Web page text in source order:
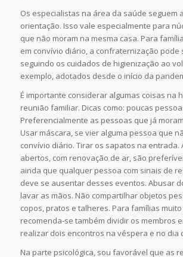
Os especialistas na área da saúde seguem
orientação. Isso vale especialmente para
que não moram na mesma casa. Para
em convívio diário, a confraternização pode
seguindo os cuidados de higienização ao
exemplo, adotados desde o início da
É importante considerar algumas coisas na
reunião familiar. Dicas como: poucas
Preferencialmente as pessoas que já
Usar máscara, se vier alguma pessoa que
convívio diário. Tirar os sapatos na entrada.
abertos, com renovação de ar, são
ainda que qualquer pessoa com sinais de
deve se ausentar desses eventos. Abusar
lavar as mãos. Não compartilhar objetos
copos, pratos e talheres. Para famílias muito
recomenda-se também dividir os membros
realizar dois encontros na véspera e no dia
Na parte psicológica, sou favorável que as